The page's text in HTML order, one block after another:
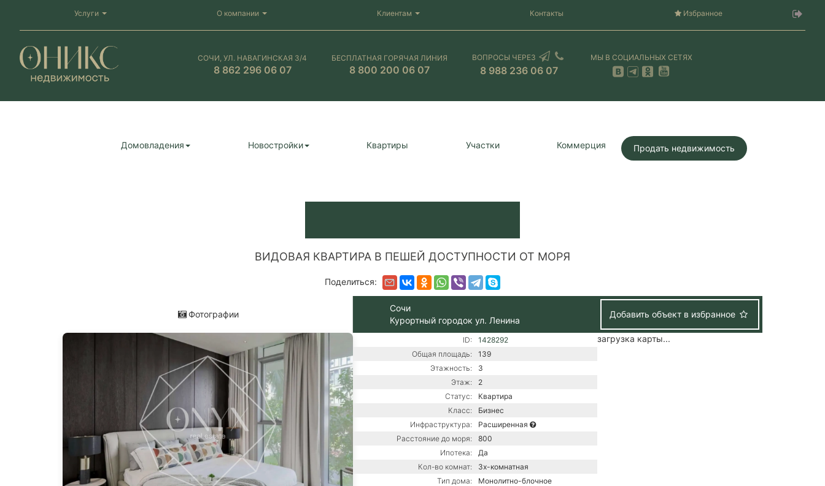
Услуги О компании Клиентам Контакты Избранное
СОЧИ, УЛ. НАВАГИНСКАЯ 3/4
8 862 296 06 07
БЕСПЛАТНАЯ ГОРЯЧАЯ ЛИНИЯ
8 800 200 06 07
ВОПРОСЫ ЧЕРЕЗ
8 988 236 06 07
МЫ В СОЦИАЛЬНЫХ СЕТЯХ
Домовладения Новостройки Квартиры Участки Коммерция Продать недвижимость
ВИДОВАЯ КВАРТИРА В ПЕШЕЙ ДОСТУПНОСТИ ОТ МОРЯ
Поделиться:
Фотографии
Сочи
Курортный городок ул. Ленина
Добавить объект в избранное
ID:
1428292
Общая площадь:
139
Этажность:
3
Этаж:
2
Статус:
Квартира
Класс:
Бизнес
Инфраструктура:
Расширенная
Расстояние до моря:
800
Ипотека:
Да
Кол-во комнат:
3х-комнатная
Тип дома:
Монолитно-блочное
загрузка карты...